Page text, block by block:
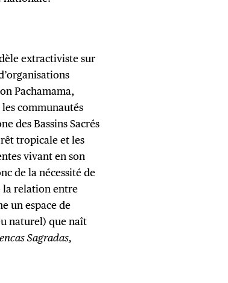
extractiviste sur
Pachamama,
communautés
des Bassins Sacrés
tropicale et les
vivant en son
de la nécessité de
la relation entre
un espace de
naturel) que naît
Sagradas,